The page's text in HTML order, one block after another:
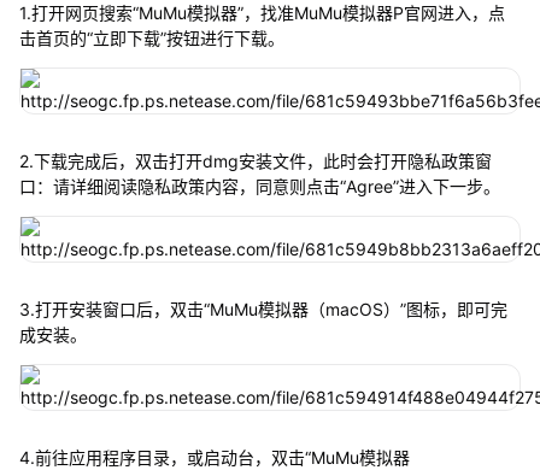
1.打开网页搜索“MuMu模拟器”，找准MuMu模拟器P官网进入，点
击首页的“立即下载”按钮进行下载。
2.下载完成后，双击打开dmg安装文件，此时会打开隐私政策窗
口：请详细阅读隐私政策内容，同意则点击“Agree”进入下一步。
3.打开安装窗口后，双击“MuMu模拟器（macOS）”图标，即可完
成安装。
4.前往应用程序目录，或启动台，双击“MuMu模拟器